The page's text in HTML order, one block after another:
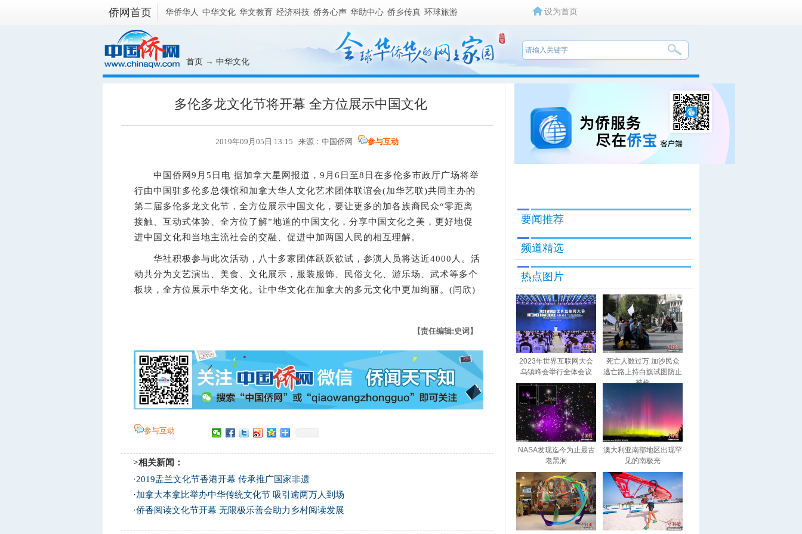
侨网首页 华侨华人 中华文化 华文教育 经济科技 侨务心声 华助中心 侨乡传真 环球旅游 设为首页
首页 → 中华文化
多伦多龙文化节将开幕 全方位展示中国文化
2019年09月05日 13:15 来源： 中国侨网 参与互动
中国侨网9月5日电 据加拿大星网报道，9月6日至8日在多伦多市政厅广场将举
行由中国驻多伦多总领馆和加拿大华人文化艺术团体联谊会(加华艺联)共同主办的
第二届多伦多龙文化节，全方位展示中国文化，要让更多的加各族裔民众“零距离
接触、互动式体验、全方位了解”地道的中国文化，分享中国文化之美，更好地促
进中国文化和当地主流社会的交融、促进中加两国人民的相互理解。
华社积极参与此次活动，八十多家团体跃跃欲试，参演人员将达近4000人。活
动共分为文艺演出、美食、文化展示，服装服饰、民俗文化、游乐场、武术等多个
板块，全方位展示中华文化。让中华文化在加拿大的多元文化中更加绚丽。(闫欣)
【责任编辑:史词】
参与互动
>相关新闻：
·2019盂兰文化节香港开幕 传承推广国家非遗
·加拿大本拿比举办中华传统文化节 吸引逾两万人到场
·侨香阅读文化节开幕 无限极乐善会助力乡村阅读发展
要闻推荐
频道精选
热点图片
2023年世界互联网大会
乌镇峰会举行全体会议
死亡人数过万 加沙民众
逃亡路上持白旗试图防止
被枪
NASA发现迄今为止最古
老黑洞
澳大利亚南部地区出现罕
见的南极光